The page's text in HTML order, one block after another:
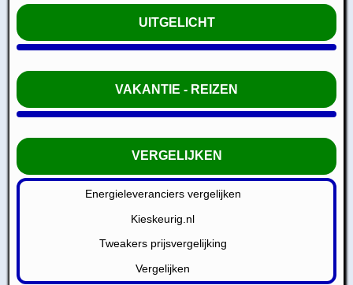
UITGELICHT
VAKANTIE - REIZEN
VERGELIJKEN
Energieleveranciers vergelijken
Kieskeurig.nl
Tweakers prijsvergelijking
Vergelijken